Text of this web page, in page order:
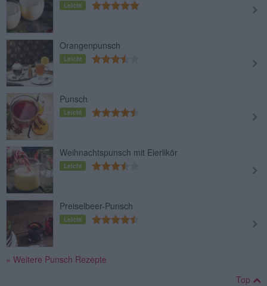
Leicht
Orangenpunsch
Leicht
Punsch
Leicht
Weihnachtspunsch mit Eierlikör
Leicht
Preiselbeer-Punsch
Leicht
» Weitere Punsch Rezepte
Top